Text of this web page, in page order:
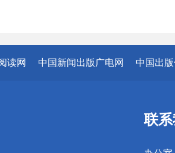
读网 中国新闻出版广电网 中国出
联系